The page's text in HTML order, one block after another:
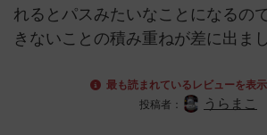
れるとパスみたいなことになるの
きないことの積み重ねが差に出ま
最も読まれているレビューを表
投稿者：
うらまこ